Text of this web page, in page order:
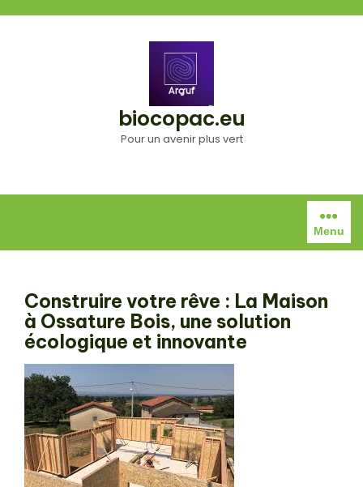
biocopac.eu
Pour un avenir plus vert
Menu
Construire votre rêve : La Maison
à Ossature Bois, une solution
écologique et innovante